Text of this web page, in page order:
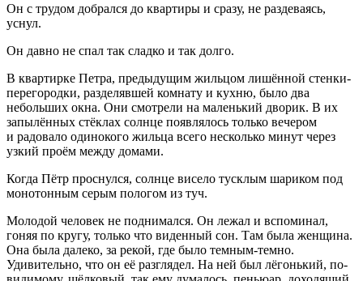
Он с трудом добрался до квартиры и сразу, не раздеваясь,
уснул.
Он давно не спал так сладко и так долго.
В квартирке Петра, предыдущим жильцом лишённой стенки-
перегородки, разделявшей комнату и кухню, было два
небольших окна. Они смотрели на маленький дворик. В их
запылённых стёклах солнце появлялось только вечером
и радовало одинокого жильца всего несколько минут через
узкий проём между домами.
Когда Пётр проснулся, солнце висело тусклым шариком под
монотонным серым пологом из туч.
Молодой человек не поднимался. Он лежал и вспоминал,
гоняя по кругу, только что виденный сон. Там была женщина.
Она была далеко, за рекой, где было темным-темно.
Удивительно, что он её разглядел. На ней был лёгонький, по-